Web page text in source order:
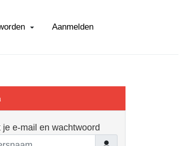
Aanmelden
je e-mail en wachtwoord
Gebruikersnaam